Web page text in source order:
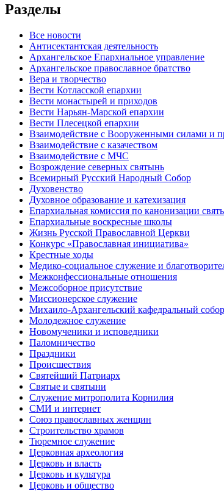
Разделы
Все новости
Антисектантская деятельность
Архангельское Епархиальное управление
Архангельское православное братство
Вера и творчество
Вести Котласской епархии
Вести монастырей и приходов
Вести Нарьян-Марской епархии
Вести Плесецкой епархии
Взаимодействие с Вооруженными силами и
Взаимодействие с казачеством
Взаимодействие с МЧС
Возрождение северных святынь
Всемирный Русский Народный Собор
Духовенство
Духовное образование и катехизация
Епархиальная комиссия по канонизации
Епархиальные воскресные школы
Жизнь Русской Православной Церкви
Конкурс «Православная инициатива»
Крестные ходы
Медико-социальное служение и
Межконфессиональные отношения
Межсоборное присутствие
Миссионерское служение
Михаило-Архангельский кафедральный собор
Молодежное служение
Новомученики и исповедники
Паломничество
Праздники
Происшествия
Святейший Патриарх
Святые и святыни
Служение митрополита Корнилия
СМИ и интернет
Союз православных женщин
Строительство храмов
Тюремное служение
Церковная археология
Церковь и власть
Церковь и культура
Церковь и общество